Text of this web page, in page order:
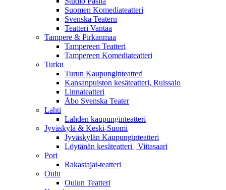
Suomen Komediateatteri
Svenska Teatern
Teatteri Vantaa
Tampere & Pirkanmaa
Tampereen Teatteri
Tampereen Komediateatteri
Turku
Turun Kaupunginteatteri
Kansanpuiston kesäteatteri, Ruissalo
Linnateatteri
Åbo Svenska Teater
Lahti
Lahden kaupunginteatteri
Jyväskylä & Keski-Suomi
Jyväskylän Kaupunginteatteri
Löytänän kesäteatteri | Viitasaari
Pori
Rakastajat-teatteri
Oulu
Oulun Teatteri